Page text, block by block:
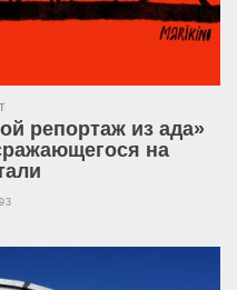
репортаж из ада»
на